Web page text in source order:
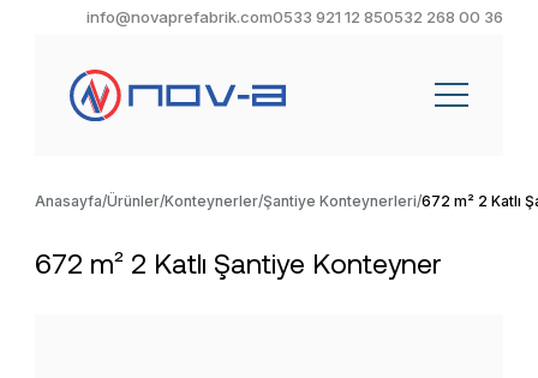
info@novaprefabrik.com0533 921 12 850532 268 00 36
Anasayfa Ürünler Konteynerler Şantiye Konteynerleri 672 m² 2 Katlı
672 m² 2 Katlı Şantiye Konteyner